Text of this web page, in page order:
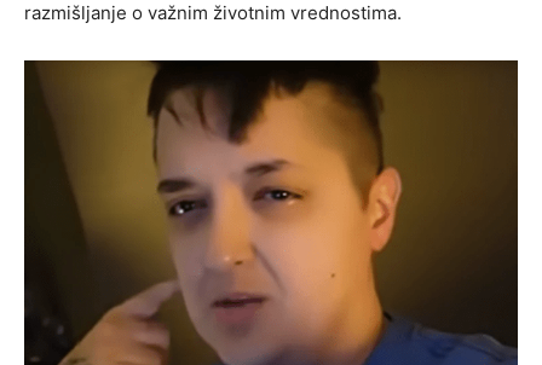
razmišljanje o važnim životnim vrednostima.